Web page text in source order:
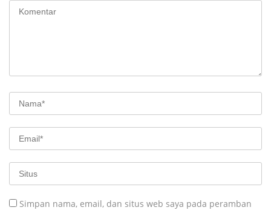
Simpan nama, email, dan situs web saya pada peramban